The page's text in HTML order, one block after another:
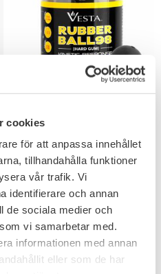
cookies
för att anpassa innehållet
tillhandahålla funktioner
vår trafik. Vi
identifierare och annan
de sociala medier och
vi samarbetar med.
informationen med annan
eller som de har
Add to favorites
Balls 50st
kaliber .50.
103 KR